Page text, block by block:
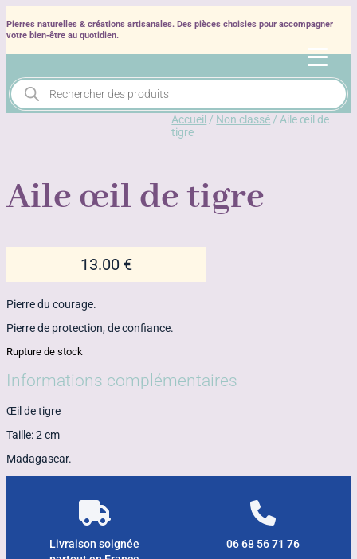
Pierres naturelles & créations artisanales. Des pièces choisies pour accompagner
votre bien‑être au quotidien.
Recherche
de
produits
Accueil / Non classé / Aile œil de
tigre
Aile œil de tigre
13.00 €
Pierre du courage.
Pierre de protection, de confiance.
Rupture de stock
Informations complémentaires
Œil de tigre
Taille: 2 cm
Madagascar.
Livraison soignée
06 68 56 71 76